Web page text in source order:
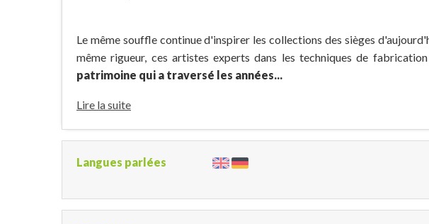
Le même souffle continue d'inspirer les collections des sièges
même rigueur, ces artistes experts dans les techniques de
patrimoine qui a traversé les années...
Lire la suite
Langues parlées